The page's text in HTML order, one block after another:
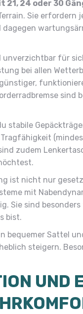
24 oder 30
Sie erfordern
unverzichtbar für
bei allen
sind
stabile
zudem
ist nicht nur
mit
Sie sind
bist.
bequemer Sattel
steigern.
UND